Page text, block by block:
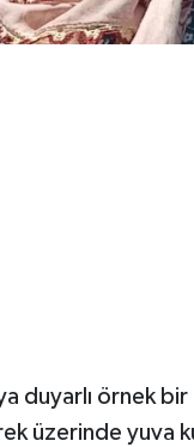
duyarlı örnek
üzerinde yuva